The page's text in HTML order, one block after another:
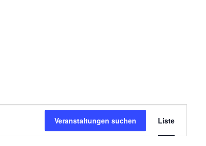
Veranstaltungen suchen Liste